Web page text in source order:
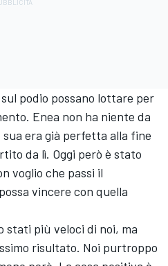
podio possano lottare per
Enea non ha niente da
era già perfetta alla fine
da lì. Oggi però è stato
voglio che passi il
vincere con quella
stati più veloci di noi, ma
risultato. Noi purtroppo